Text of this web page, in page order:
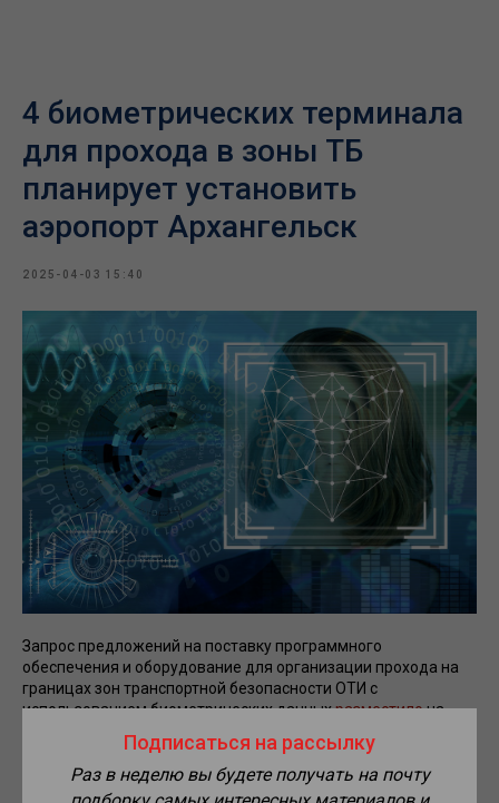
4 биометрических терминала
для прохода в зоны ТБ
планирует установить
аэропорт Архангельск
2025-04-03 15:40
Запрос предложений на поставку программного
обеспечения и оборудование для организации прохода на
границах зон транспортной безопасности ОТИ с
использованием биометрических данныхразместилона
цена — более 1,2 млн рублей. Заявки принимаются до 11
апреля.
Подписаться на рассылку
Раз в неделю вы будете получать на почту